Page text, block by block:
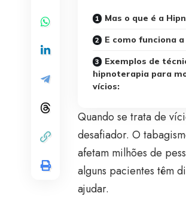
Mas o que é a
E como funciona
Exemplos de
hipnoterapia para
vícios:
Quando se trata de
desafiador. O
afetam milhões de
alguns pacientes têm
ajudar.